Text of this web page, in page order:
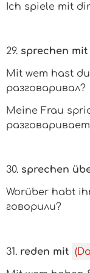
Ich spiele mit
29. sprechen mit
Mit wem hast
разговаривал?
Meine Frau
30. sprechen
Worüber habt
говорили?
31. reden mit